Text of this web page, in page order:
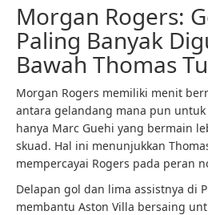
Morgan Rogers:
Paling Banyak
Bawah Thomas
Morgan Rogers memiliki menit
antara gelandang mana pun
hanya Marc Guehi yang bermain
skuad. Hal ini menunjukkan
mempercayai Rogers pada peran
Delapan gol dan lima assistnya di
membantu Aston Villa bersaing